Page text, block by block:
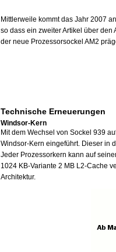
Mittlerweile kommt das Jahr 2007
so dass ein zweiter Artikel über
der neue Prozessorsockel AM2
Technische Erneuerungen
Windsor-Kern
Mit dem Wechsel von Sockel 939
Windsor-Kern eingeführt. Dieser in
Jeder Prozessorkern kann auf
1024 KB-Variante 2 MB L2-Cache
Architektur.